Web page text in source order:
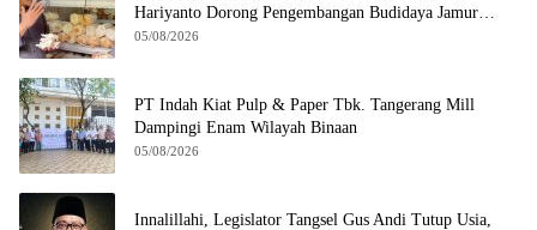
Hariyanto Dorong Pengembangan Budidaya Jamur
Crispy di Serpong
05/08/2026
PT Indah Kiat Pulp & Paper Tbk. Tangerang Mill
Dampingi Enam Wilayah Binaan
05/08/2026
Innalillahi, Legislator Tangsel Gus Andi Tutup Usia,